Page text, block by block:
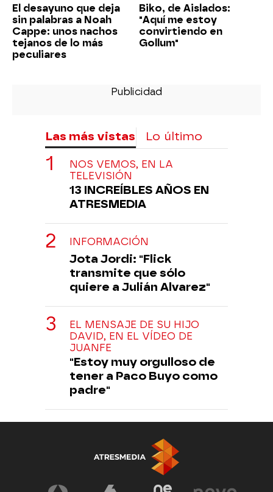
El desayuno que deja
sin palabras a Noah
Cappe: unos nachos
tejanos de lo más
peculiares
Biko, de Aislados:
"Aquí me estoy
convirtiendo en
Gollum"
Las más vistas Lo último
NOS VEMOS, EN LA
TELEVISIÓN
13 INCREÍBLES AÑOS EN
ATRESMEDIA
INFORMACIÓN
Jota Jordi: "Flick
transmite que sólo
quiere a Julián Alvarez"
EL MENSAJE DE SU HIJO
DAVID, EN EL VÍDEO DE
JUANFE
"Estoy muy orgulloso de
tener a Paco Buyo como
padre"